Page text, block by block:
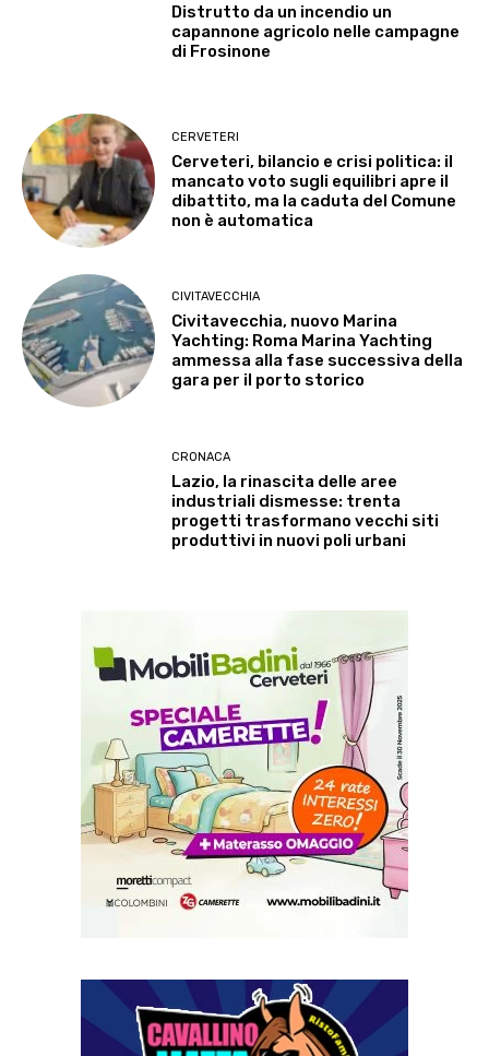
Distrutto da un incendio un
capannone agricolo nelle campagne
di Frosinone
CERVETERI
Cerveteri, bilancio e crisi politica: il
mancato voto sugli equilibri apre il
dibattito, ma la caduta del Comune
non è automatica
CIVITAVECCHIA
Civitavecchia, nuovo Marina
Yachting: Roma Marina Yachting
ammessa alla fase successiva della
gara per il porto storico
CRONACA
Lazio, la rinascita delle aree
industriali dismesse: trenta
progetti trasformano vecchi siti
produttivi in nuovi poli urbani